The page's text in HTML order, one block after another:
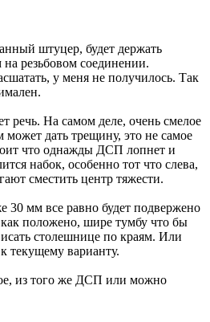
штуцер, будет держать
резьбовом соединении.
у меня не получилось. Так
речь. На самом деле, очень смелое
дать трещину, это не самое
что однажды ДСП лопнет и
набок, особенно тот что слева,
сместить центр тяжести.
мм все равно будет подвержено
как положено, шире тумбу что бы
столешнице по краям. Или
текущему варианту.
из того же ДСП или можно